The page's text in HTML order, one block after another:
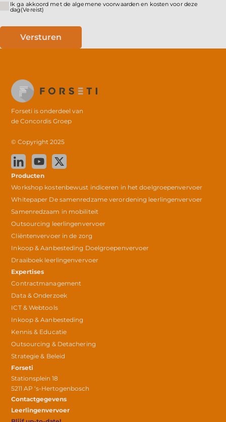
Instemming(Vereist)
Ik ga akkoord met de algemene voorwaarden en kosten voor deze
dag(Vereist)
Forseti is onderdeel van
deConcordis Groep
© Copyright 2025
Producten
Workshop kostenbewust indiceren in het doelgroepenvervoer
Whitepaper De samenredzame verordening leerlingenvervoer
Samenredzaam in mobiliteit
Outsourcing leerlingenvervoer
Cliëntenvervoer in de zorg
Inkoop & Aanbesteding Doelgroepenvervoer
Draaiboek leerlingenvervoer
Expertises
Contractmanagement
Data & Onderzoek
ICT & Webtools
Inkoop & Aanbesteding
Kennis & Educatie
Outsourcing & Detachering
Strategie & Beleid
Forseti
Stationsplein 18
5211 AP ‘s-Hertogenbosch
Contactgegevens
Leerlingenvervoer